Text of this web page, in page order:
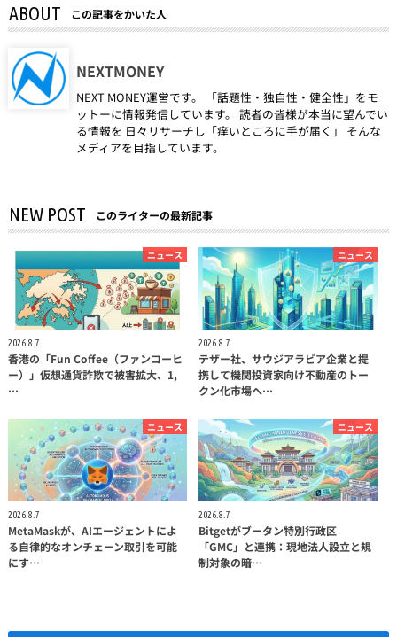
ABOUT この記事をかいた人
NEXTMONEY
NEXT MONEY運営です。 「話題性・独自性・健全性」をモ
ットーに情報発信しています。 読者の皆様が本当に望んでい
る情報を 日々リサーチし「痒いところに手が届く」 そんな
メディアを目指しています。
NEW POST このライターの最新記事
ニュース
2026.8.7
香港の「Fun Coffee（ファンコーヒ
ー）」仮想通貨詐欺で被害拡大、1,
…
ニュース
2026.8.7
テザー社、サウジアラビア企業と提
携して機関投資家向け不動産のトー
クン化市場へ…
ニュース
2026.8.7
MetaMaskが、AIエージェントによ
る自律的なオンチェーン取引を可能
にす…
ニュース
2026.8.7
Bitgetがブータン特別行政区
「GMC」と連携：現地法人設立と規
制対象の暗…